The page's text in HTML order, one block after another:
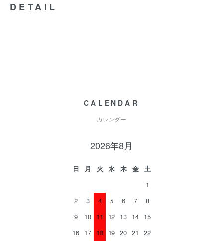
DETAIL
CALENDAR
カレンダー
2026年8月
日 月 火 水 木 金
土
1
2
3 4 5 6 7
8
9
10 11 12 13 14 15
16 17 18 19 20 21
22